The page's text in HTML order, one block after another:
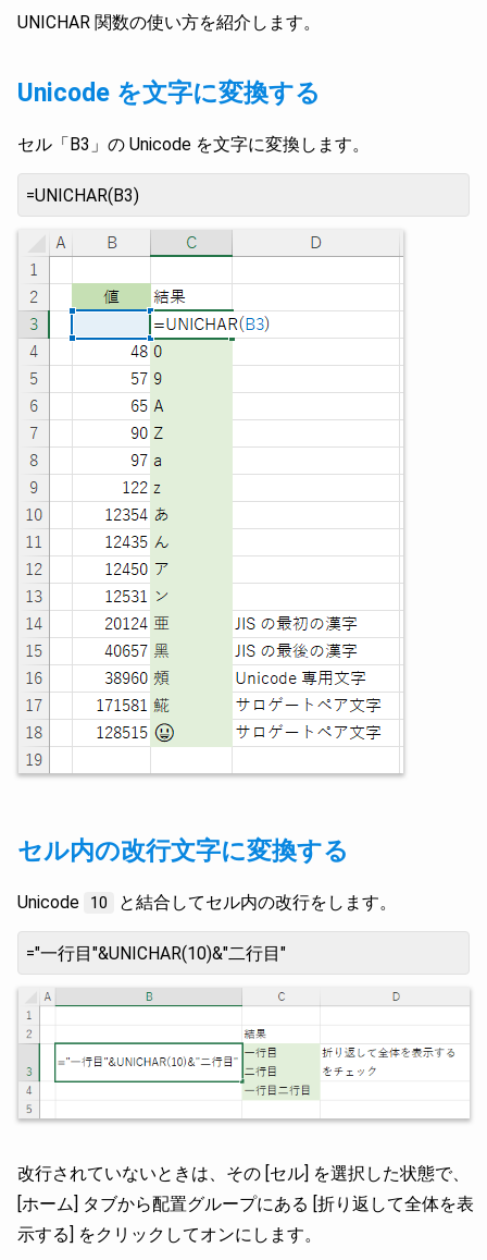
UNICHAR 関数の使い方を紹介します。
Unicode を文字に変換する
セル「B3」の Unicode を文字に変換します。
=UNICHAR(B3)
セル内の改行文字に変換する
Unicode 10 と結合してセル内の改行をします。
="一行目"&UNICHAR(10)&"二行目"
改行されていないときは、その [セル] を選択した状態で、
[ホーム] タブから配置グループにある [折り返して全体を表
示する] をクリックしてオンにします。